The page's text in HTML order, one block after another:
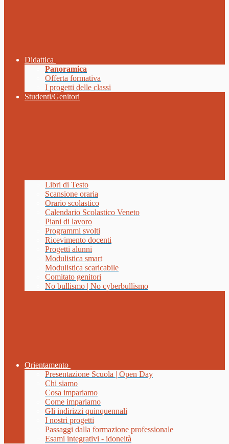
Didattica
Panoramica
Offerta formativa
I progetti delle classi
Studenti/Genitori
Libri di Testo
Scansione oraria
Orario scolastico
Calendario Scolastico Veneto
Piani di lavoro
Programmi svolti
Ricevimento docenti
Progetti alunni
Modulistica smart
Modulistica scaricabile
Comitato genitori
No bullismo | No cyberbullismo
Orientamento
Presentazione Scuola | Open Day
Chi siamo
Cosa impariamo
Come impariamo
Gli indirizzi quinquennali
I nostri progetti
Passaggi dalla formazione professionale
Esami integrativi - idoneità